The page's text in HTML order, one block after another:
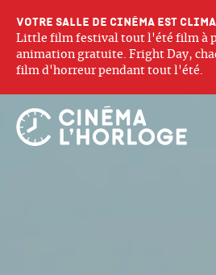
Votre salle de cinéma est
Little film festival tout l'été film à
animation gratuite. Fright Day,
film d'horreur pendant tout l'été.